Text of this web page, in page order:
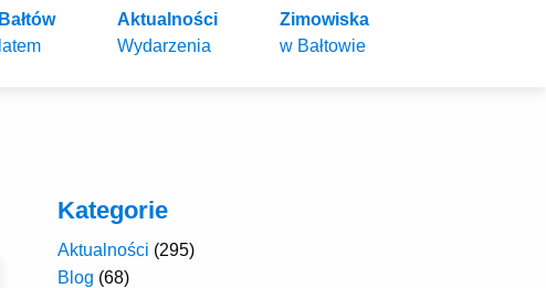
Bałtów
latem
Aktualności
Wydarzenia
Zimowiska
w Bałtowie
Kategorie
Aktualności (295)
Blog (68)